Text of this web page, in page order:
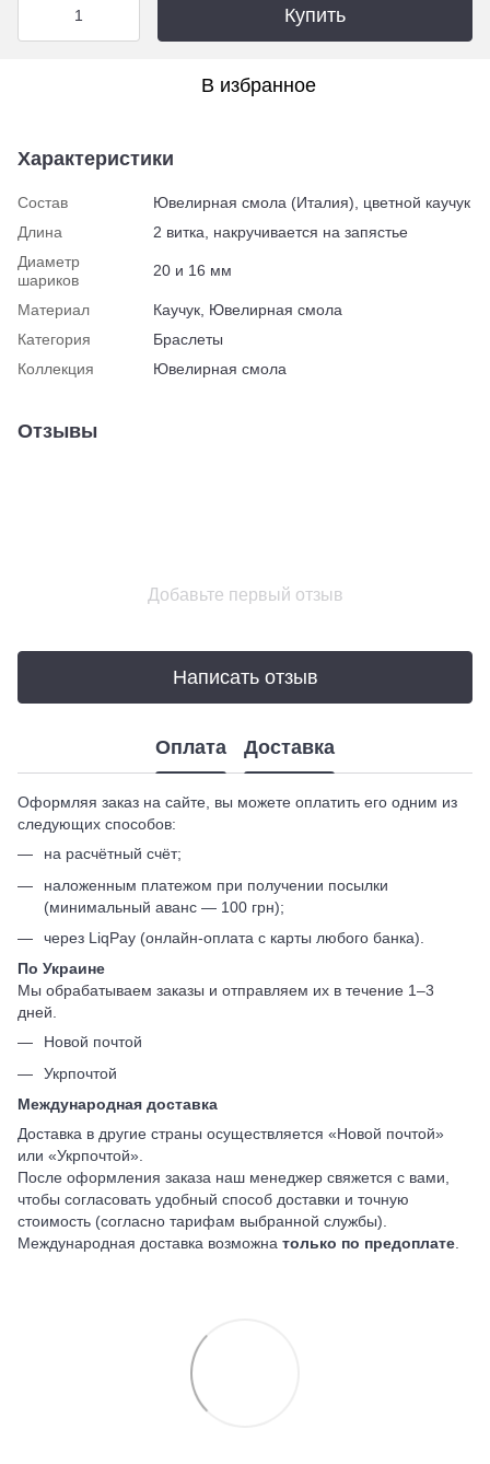
Купить
В избранное
Характеристики
Состав
Ювелирная смола (Италия), цветной каучук
Длина
2 витка, накручивается на запястье
Диаметр
шариков
20 и 16 мм
Материал
Каучук, Ювелирная смола
Категория
Браслеты
Коллекция
Ювелирная смола
Отзывы
Добавьте первый отзыв
Написать отзыв
Оплата Доставка
Оформляя заказ на сайте, вы можете оплатить его одним из
следующих способов:
на расчётный счёт;
наложенным платежом при получении посылки
(минимальный аванс — 100 грн);
через LiqPay (онлайн-оплата с карты любого банка).
По Украине
Мы обрабатываем заказы и отправляем их в течение 1–3
дней.
Новой почтой
Укрпочтой
Международная доставка
Доставка в другие страны осуществляется «Новой почтой»
или «Укрпочтой».
После оформления заказа наш менеджер свяжется с вами,
чтобы согласовать удобный способ доставки и точную
стоимость (согласно тарифам выбранной службы).
Международная доставка возможна только по предоплате